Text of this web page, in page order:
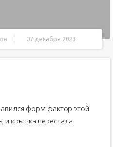
07 декабря 2023
форм-фактор этой
и крышка перестала